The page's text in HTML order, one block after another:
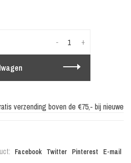
+
-
verzending boven de €75,- bij nieuwe
Facebook Twitter Pinterest E-mail